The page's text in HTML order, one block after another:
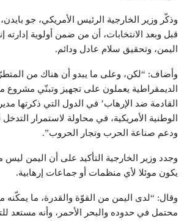
وذكّر وزير الخارجية الرئيس الأمريكي، جو بايدن،
قبل وبعد الانتخابات، أن من ضمن أولوية إدارته
اليمن، وتحقيق سلام عادل ودائم.
وأضاف: “لكن، وعلى ما يبدو أن هناك من
الديمقراطية يعملون على تجهيز وتبنّي مشروع
القادمة ضد الإرهاب’ في الدول التي ذكرتها
الوطنية الأمريكية، في محاولة لاستمرار
ودعم صناعة الحرب وتجار الحروب”.
وجدد وزير الخارجية التأكيد على أن اليمن ليس
يكون موئلا لأي منظمات أو جماعات إرهابية.
وقال: “لدى اليمن من القوّة والقدرة، ما
محتمل في حدوده والبحر الأحمر، وأنه مستعد